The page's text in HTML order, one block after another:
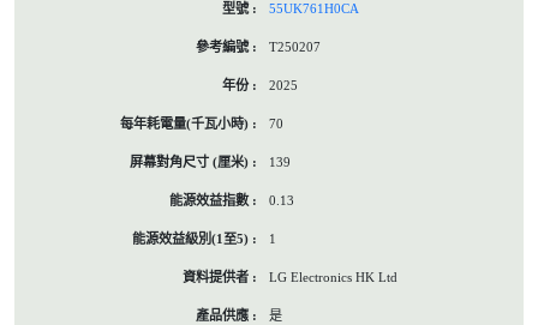
55UK761H0CA
T250207
2025
70
139
0.13
1
LG Electronics HK Ltd
是